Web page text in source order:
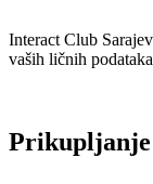
Interact Club
vaših ličnih
Prikupljanje